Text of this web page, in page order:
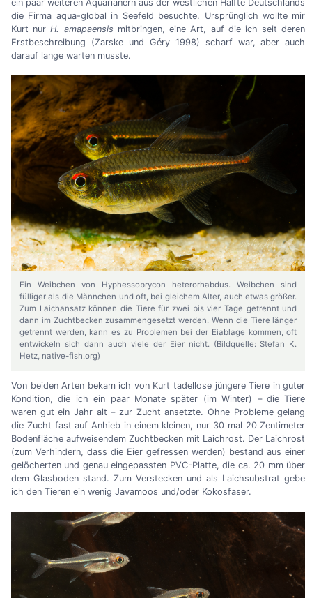
ein paar weiteren Aquarianern aus der westlichen Hälfte Deutschlands
die Firma aqua-global in Seefeld besuchte. Ursprünglich wollte mir
Kurt nurH. amapaensis mitbringen, eine Art, auf die ich seit deren
Erstbeschreibung (Zarske und Géry 1998) scharf war, aber auch
darauf lange warten musste.
Ein Weibchen von Hyphessobrycon heterorhabdus. Weibchen sind
fülliger als die Männchen und oft, bei gleichem Alter, auch etwas größer.
Zum Laichansatz können die Tiere für zwei bis vier Tage getrennt und
dann im Zuchtbecken zusammengesetzt werden. Wenn die Tiere länger
getrennt werden, kann es zu Problemen bei der Eiablage kommen, oft
entwickeln sich dann auch viele der Eier nicht. (Bildquelle: Stefan K.
Hetz, native-fish.org)
Von beiden Arten bekam ich von Kurt tadellose jüngere Tiere in guter
Kondition, die ich ein paar Monate später (im Winter) –die Tiere
waren gut ein Jahr alt–zur Zucht ansetzte. Ohne Probleme gelang
die Zucht fast auf Anhieb in einem kleinen, nur 30 mal 20 Zentimeter
Bodenfläche aufweisendem Zuchtbecken mit Laichrost. Der Laichrost
(zum Verhindern, dass die Eier gefressen werden) bestand aus einer
gelöcherten und genau eingepassten PVC-Platte, die ca. 20 mm über
dem Glasboden stand. Zum Verstecken und als Laichsubstrat gebe
ich den Tieren ein wenig Javamoos und/oder Kokosfaser.